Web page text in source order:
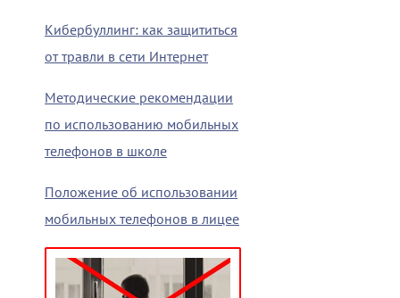
Кибербуллинг: как защититься
от травли в сети Интернет
Методические рекомендации
по использованию мобильных
телефонов в школе
Положение об использовании
мобильных телефонов в лицее